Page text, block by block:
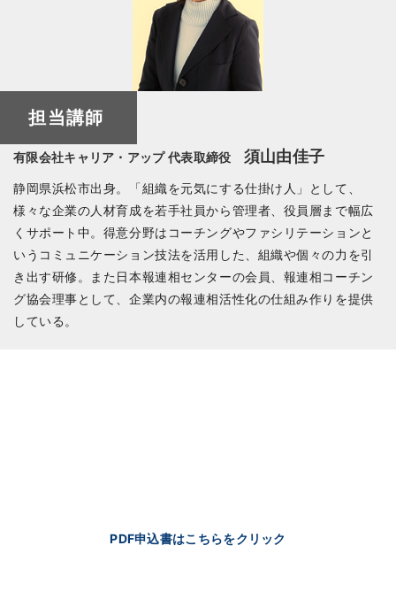
担当講師
有限会社キャリア・アップ 代表取締役 須山由佳子
静岡県浜松市出身。「組織を元気にする仕掛け人」として、
様々な企業の人材育成を若手社員から管理者、役員層まで幅広
くサポート中。得意分野はコーチングやファシリテーションと
いうコミュニケーション技法を活用した、組織や個々の力を引
き出す研修。また日本報連相センターの会員、報連相コーチン
グ協会理事として、企業内の報連相活性化の仕組み作りを提供
している。
PDF申込書はこちらをクリック